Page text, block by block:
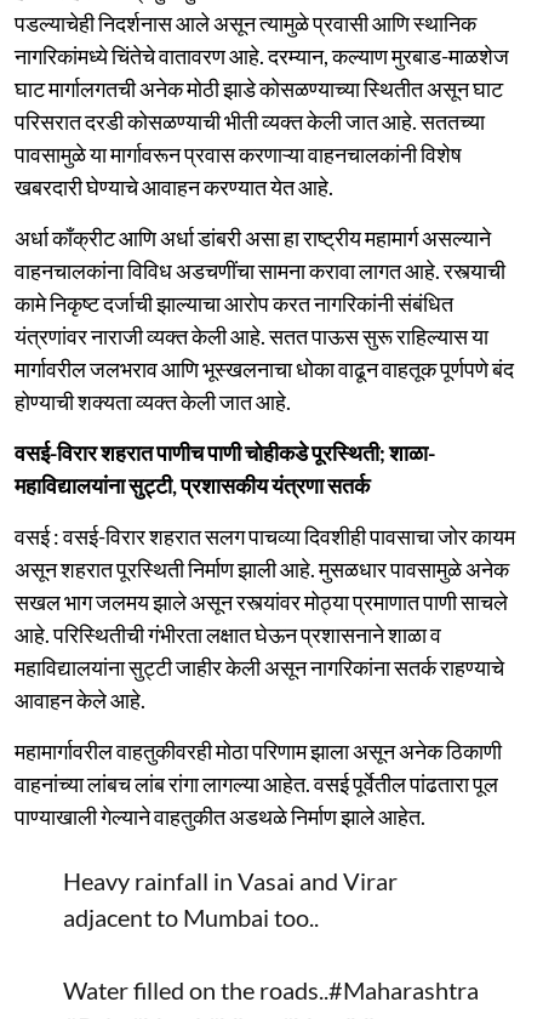
पडल्याचेही निदर्शनास आले असून त्यामुळे प्रवासी आणि स्थानिक
नागरिकांमध्ये चिंतेचे वातावरण आहे. दरम्यान, कल्याण मुरबाड-माळशेज
घाट मार्गालगतची अनेक मोठी झाडे कोसळण्याच्या स्थितीत असून घाट
परिसरात दरडी कोसळण्याची भीती व्यक्त केली जात आहे. सततच्या
पावसामुळे या मार्गावरून प्रवास करणाऱ्या वाहनचालकांनी विशेष
खबरदारी घेण्याचे आवाहन करण्यात येत आहे.
अर्धा काँक्रीट आणि अर्धा डांबरी असा हा राष्ट्रीय महामार्ग असल्याने
वाहनचालकांना विविध अडचणींचा सामना करावा लागत आहे. रस्त्याची
कामे निकृष्ट दर्जाची झाल्याचा आरोप करत नागरिकांनी संबंधित
यंत्रणांवर नाराजी व्यक्त केली आहे. सतत पाऊस सुरू राहिल्यास या
मार्गावरील जलभराव आणि भूस्खलनाचा धोका वाढून वाहतूक पूर्णपणे बंद
होण्याची शक्यता व्यक्त केली जात आहे.
वसई-विरार शहरात पाणीच पाणी चोहीकडे पूरस्थिती; शाळा-
महाविद्यालयांना सुट्टी, प्रशासकीय यंत्रणा सतर्क
वसई : वसई-विरार शहरात सलग पाचव्या दिवशीही पावसाचा जोर कायम
असून शहरात पूरस्थिती निर्माण झाली आहे. मुसळधार पावसामुळे अनेक
सखल भाग जलमय झाले असून रस्त्यांवर मोठ्या प्रमाणात पाणी साचले
आहे. परिस्थितीची गंभीरता लक्षात घेऊन प्रशासनाने शाळा व
महाविद्यालयांना सुट्टी जाहीर केली असून नागरिकांना सतर्क राहण्याचे
आवाहन केले आहे.
महामार्गावरील वाहतुकीवरही मोठा परिणाम झाला असून अनेक ठिकाणी
वाहनांच्या लांबच लांब रांगा लागल्या आहेत. वसई पूर्वेतील पांढतारा पूल
पाण्याखाली गेल्याने वाहतुकीत अडथळे निर्माण झाले आहेत.
Heavy rainfall in Vasai and Virar
adjacent to Mumbai too..
Water filled on the roads.. #Maharashtra